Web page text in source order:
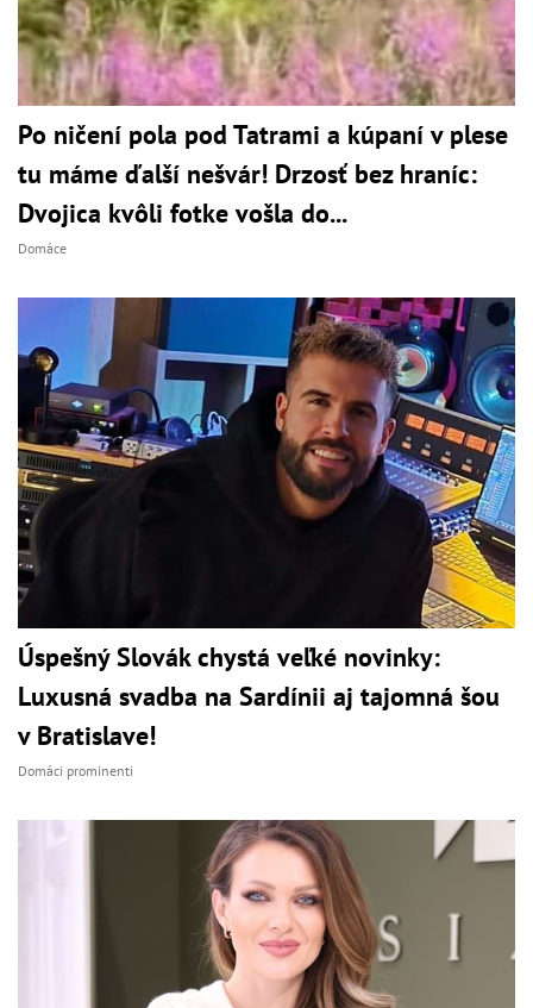
Po ničení pola pod Tatrami a kúpaní v plese
tu máme ďalší nešvár! Drzosť bez hraníc:
Dvojica kvôli fotke vošla do...
Domáce
Úspešný Slovák chystá veľké novinky:
Luxusná svadba na Sardínii aj tajomná šou
v Bratislave!
Domáci prominenti